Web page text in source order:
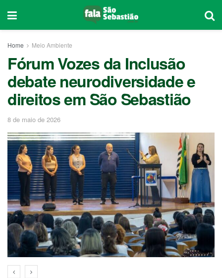
Home Meio Ambiente
Fórum Vozes da Inclusão
debate neurodiversidade e
direitos em São Sebastião
8 de maio de 2026